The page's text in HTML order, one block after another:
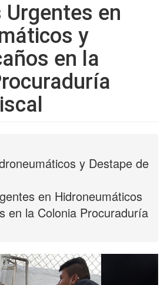
Urgentes en
y
en la
y Destape de
en Hidroneumáticos
en la Colonia Procuraduría